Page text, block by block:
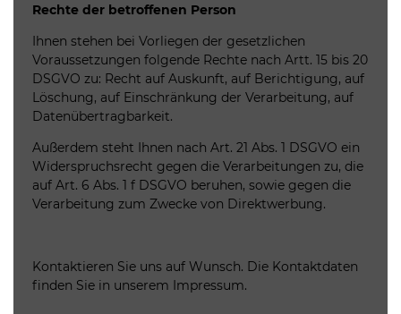
Rechte der betroffenen Person
Ihnen stehen bei Vorliegen der gesetzlichen
Voraussetzungen folgende Rechte nach Artt. 15 bis 20
DSGVO zu: Recht auf Auskunft, auf Berichtigung, auf
Löschung, auf Einschränkung der Verarbeitung, auf
Datenübertragbarkeit.
Außerdem steht Ihnen nach Art. 21 Abs. 1 DSGVO ein
Widerspruchsrecht gegen die Verarbeitungen zu, die
auf Art. 6 Abs. 1 f DSGVO beruhen, sowie gegen die
Verarbeitung zum Zwecke von Direktwerbung.
Kontaktieren Sie uns auf Wunsch. Die Kontaktdaten
finden Sie in unserem Impressum.